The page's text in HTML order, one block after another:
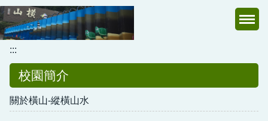
跳
到
主
要
內
區
:::
校園簡介
關於橫山-縱橫山水